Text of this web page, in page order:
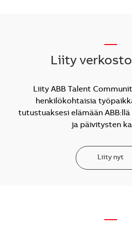
Liity
Liity ABB Talent
henkilökohtaisia
tutustuaksesi elämään
ja päivitysten
Liity nyt
—